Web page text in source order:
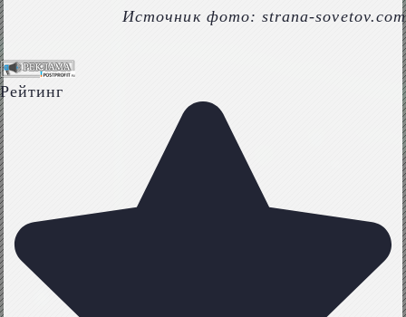
Источник фото: strana-sovetov.com
Рейтинг